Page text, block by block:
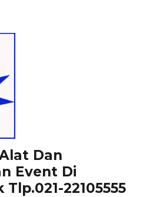
Dan
Event Di
22105555